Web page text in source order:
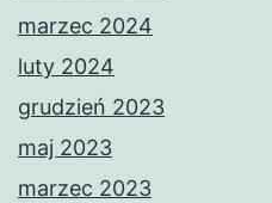
marzec 2024
luty 2024
grudzień 2023
maj 2023
marzec 2023